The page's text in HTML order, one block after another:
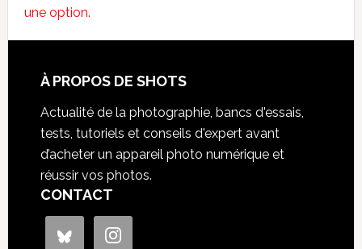
une option.
À PROPOS DE SHOTS
Actualité de la photographie, bancs d'essais,
tests, tutoriels et conseils d'expert avant
d’acheter un appareil photo numérique et
réussir vos photos.
CONTACT